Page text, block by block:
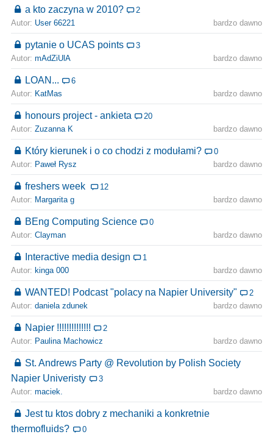
a kto zaczyna w 2010?
2
Autor: User 66221 bardzo dawno
pytanie o UCAS points
3
Autor: mAdZiUlA bardzo dawno
LOAN...
6
Autor: KatMas bardzo dawno
honours project - ankieta
20
Autor: Zuzanna K bardzo dawno
Który kierunek i o co chodzi z modułami?
0
Autor: Paweł Rysz bardzo dawno
freshers week
12
Autor: Margarita g bardzo dawno
BEng Computing Science
0
Autor: Clayman bardzo dawno
Interactive media design
1
Autor: kinga 000 bardzo dawno
WANTED! Podcast "polacy na Napier University"
2
Autor: daniela zdunek bardzo dawno
Napier !!!!!!!!!!!!!!
2
Autor: Paulina Machowicz bardzo dawno
St. Andrews Party @ Revolution by Polish Society
Napier Univeristy
3
Autor: maciek. bardzo dawno
Jest tu ktos dobry z mechaniki a konkretnie
thermofluids?
0